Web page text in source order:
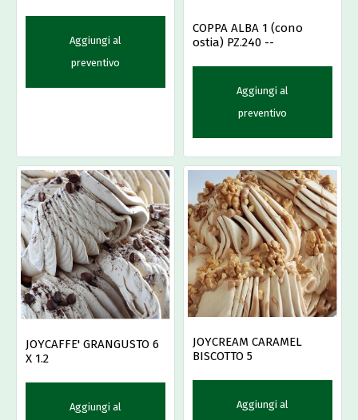
Aggiungi al
preventivo
COPPA ALBA 1 (cono
ostia) PZ.240 --
Aggiungi al
preventivo
JOYCAFFE' GRANGUSTO 6
X 1.2
Aggiungi al
JOYCREAM CARAMEL
BISCOTTO 5
Aggiungi al